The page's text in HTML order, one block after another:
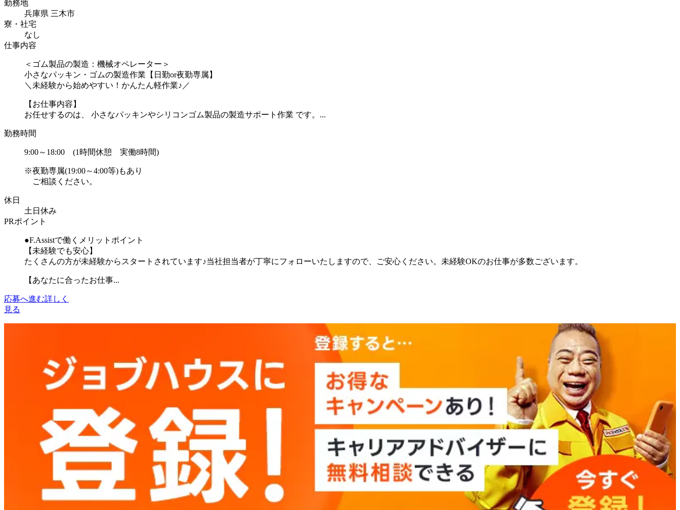
勤務地
兵庫県 三木市
寮・社宅
なし
仕事内容
＜ゴム製品の製造：機械オペレーター＞
小さなパッキン・ゴムの製造作業【日勤or夜勤専属】
＼未経験から始めやすい！かんたん軽作業♪／
【お仕事内容】
お任せするのは、 小さなパッキンやシリコンゴム製品の製造サポート作業 です。...
勤務時間
9:00～18:00 (1時間休憩 実働8時間)
※夜勤専属(19:00～4:00等)もあり
ご相談ください。
休日
土日休み
PRポイント
●F.Assistで働くメリットポイント
【未経験でも安心】
たくさんの方が未経験からスタートされています♪当社担当者が丁寧にフォローいたしますので、ご安心ください。未経験OKのお仕事が多数ございます。
【あなたに合ったお仕事...
応募へ進む詳しく
見る